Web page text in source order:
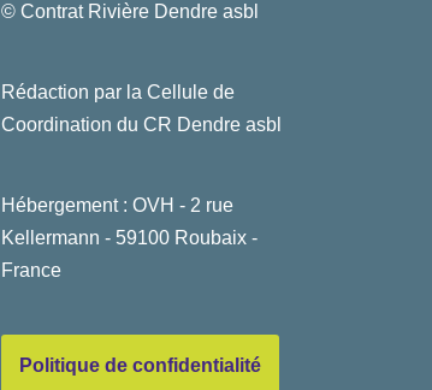
© Contrat Rivière Dendre asbl
Rédaction par la Cellule de
Coordination du CR Dendre asbl
Hébergement : OVH - 2 rue
Kellermann - 59100 Roubaix -
France
Politique de confidentialité